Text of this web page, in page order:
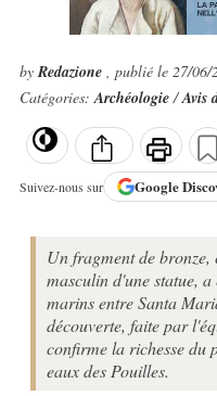
byRedazione , publié le 27/06/
Catégories:Archéologie/Avis
Suivez-nous sur Google
Un fragment de
masculin d'une statue,
marins entre Santa
découverte, faite par
confirme la richesse du
eaux des Pouilles.